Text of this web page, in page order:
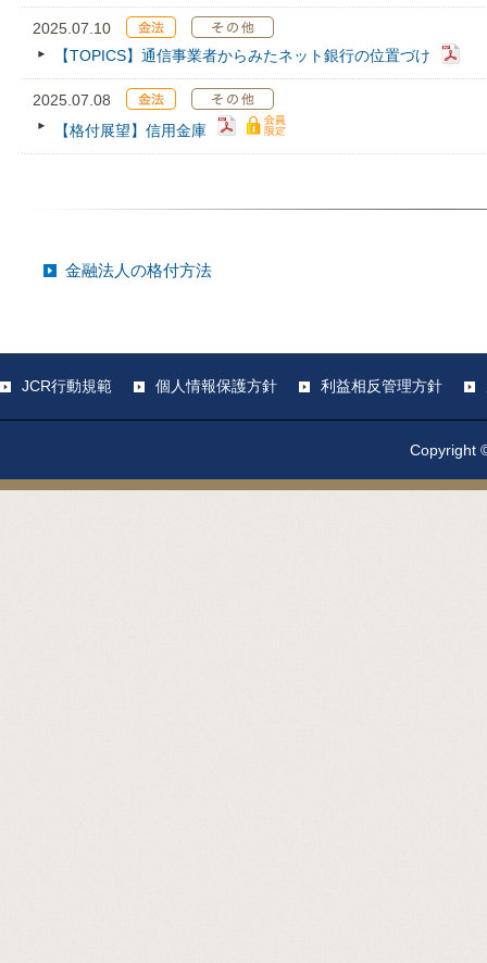
2025.07.10
【TOPICS】通信事業者からみたネット銀行の位置づけ
2025.07.08
【格付展望】信用金庫
金融法人の格付方法
JCR行動規範 個人情報保護方針 利益相反管理方針
Copyright